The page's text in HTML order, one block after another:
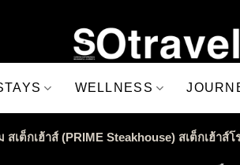
WELLNESS
สเต็กเฮ้าส์ (PRIME Steakhouse) สเต็กเฮ้า